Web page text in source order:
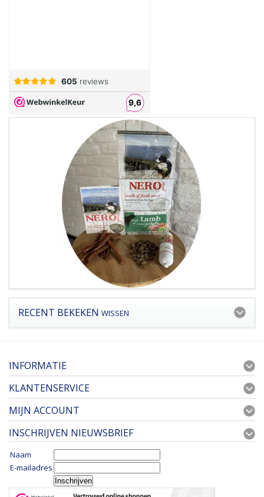
RECENT BEKEKEN WISSEN
INFORMATIE
KLANTENSERVICE
MIJN ACCOUNT
INSCHRIJVEN NIEUWSBRIEF
Naam
E-mailadres